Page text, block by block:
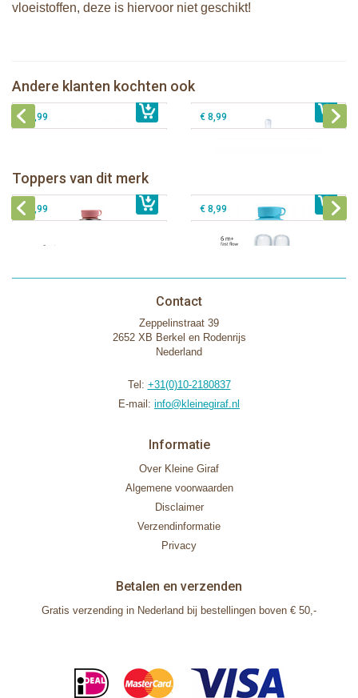
vloeistoffen, deze is hiervoor niet geschikt!
Andere klanten kochten ook
€ 8,99Pura Sport Rietje Rose
€ 8,99 € 8,99
Toppers van dit merk
€ 40,99Pura silicone tuit 2 stuks
€ 9,99 € 8,99
Contact
Zeppelinstraat 39
2652 XB Berkel en Rodenrijs
Nederland
Tel: +31(0)10-2180837
E-mail: info@kleinegiraf.nl
Informatie
Over Kleine Giraf
Algemene voorwaarden
Disclaimer
Verzendinformatie
Privacy
Betalen en verzenden
Gratis verzending in Nederland bij bestellingen boven € 50,-